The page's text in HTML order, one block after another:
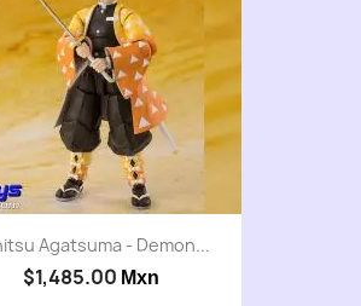
Agatsuma - Demon...
$1,485.00 Mxn